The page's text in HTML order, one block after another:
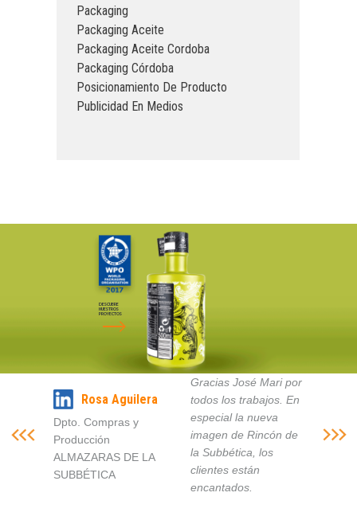
Packaging
Packaging Aceite
Packaging Aceite Cordoba
Packaging Córdoba
Posicionamiento De Producto
Publicidad En Medios
DESCUBRE
NUESTROS
PROYECTOS
Rosa Aguilera
Dpto. Compras y
Producción
ALMAZARAS DE LA
SUBBÉTICA
Gracias José Mari por
todos los trabajos. En
especial la nueva
imagen de Rincón de
la Subbética, los
clientes están
encantados.